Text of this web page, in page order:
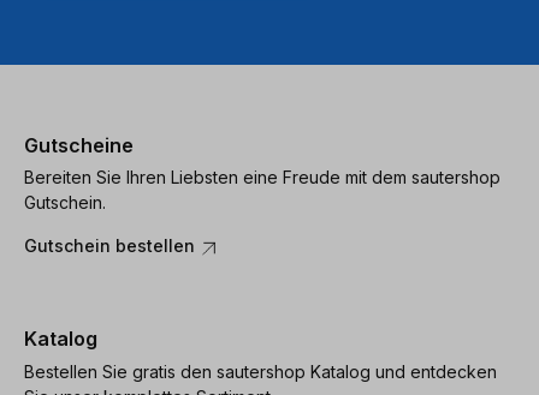
Gutscheine
Bereiten Sie Ihren Liebsten eine Freude mit dem sautershop
Gutschein.
Gutschein bestellen
Katalog
Bestellen Sie gratis den sautershop Katalog und entdecken